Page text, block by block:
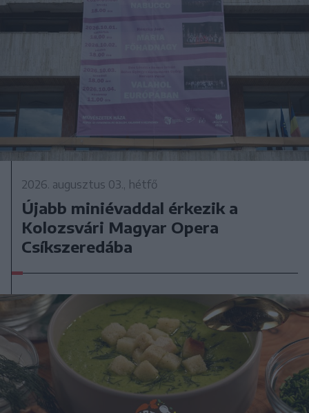
2026. augusztus 03., hétfő
Újabb miniévaddal érkezik a
Kolozsvári Magyar Opera
Csíkszeredába